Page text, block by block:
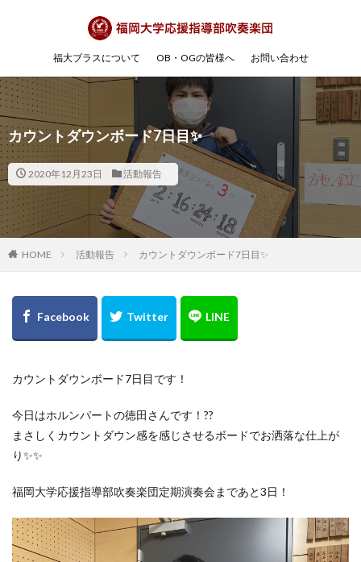
福大ブラスについて OB・OGの皆様へ お問い合わせ
カウントダウンボード7日目✨
2020年12月23日 活動報告
HOME 活動報告 カウントダウンボード7日目✨
カウントダウンボード7日目です！
今日はホルンパートの徳田さんです！??
まさしくカウントダウン感を感じさせるボードでお洒落な仕上が
り✨✨
福岡大学応援指導部吹奏楽団定期演奏会まであと3日！